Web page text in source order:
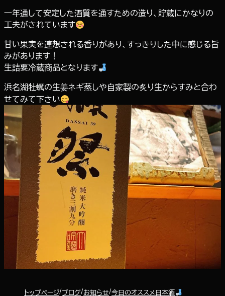
一年通して安定した酒質を通すための造り、貯蔵にかなりの
工夫がされています
甘い果実を連想される香りがあり、すっきりした中に感じる旨
みがあります！
生詰要冷蔵商品となります
浜名湖牡蠣の生姜ネギ蒸しや自家製の炙り生からすみと合わ
せてみて下さい
トップページ ブログ お知らせ 今日のオススメ日本酒